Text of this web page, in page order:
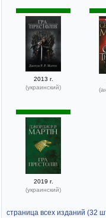
2013 г.
(украинский)
2019 г.
(украинский)
страница всех изданий (32